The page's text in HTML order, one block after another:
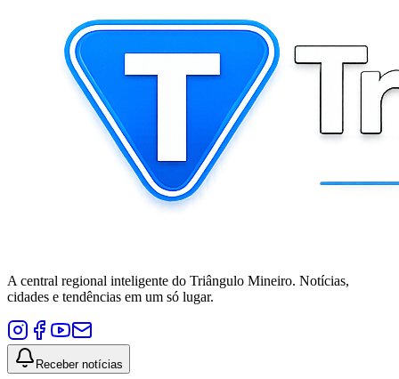
A central regional inteligente do Triângulo Mineiro. Notícias,
cidades e tendências em um só lugar.
Receber notícias